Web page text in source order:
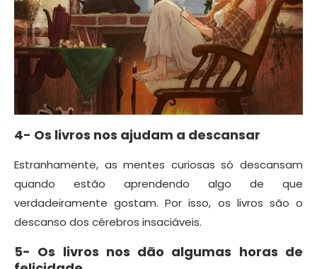
4- Os livros nos ajudam a descansar
Estranhamente, as mentes curiosas só descansam
quando estão aprendendo algo de que
verdadeiramente gostam. Por isso, os livros são o
descanso dos cérebros insaciáveis.
5- Os livros nos dão algumas horas de